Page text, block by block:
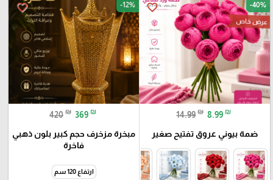
favorite_border -40%
عرض خاص
14.99 ₪ 8.99 ₪
ضمة بيوني عروق تفتيح صغير
favorite_border -12%
420 ₪ 369 ₪
مبخرة مزخرف حجم كبير بلون ذهبي
فاخرة
ارتفاع 120 سم